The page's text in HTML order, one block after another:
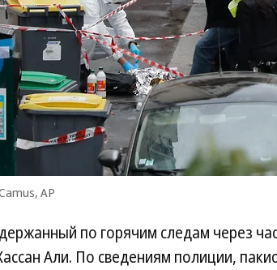
AP
по горячим следам через
Али. По сведениям полиции,